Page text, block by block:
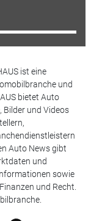
ist eine
und
bietet Auto
und Videos
Auto News gibt
und
sowie
und Recht.